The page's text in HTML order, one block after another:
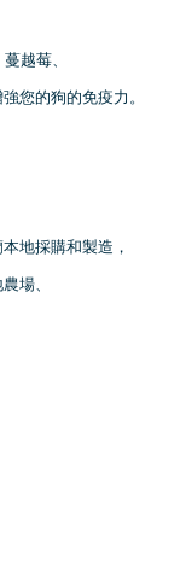
越莓、
您的狗的免疫力。
地採購和製造，
場、